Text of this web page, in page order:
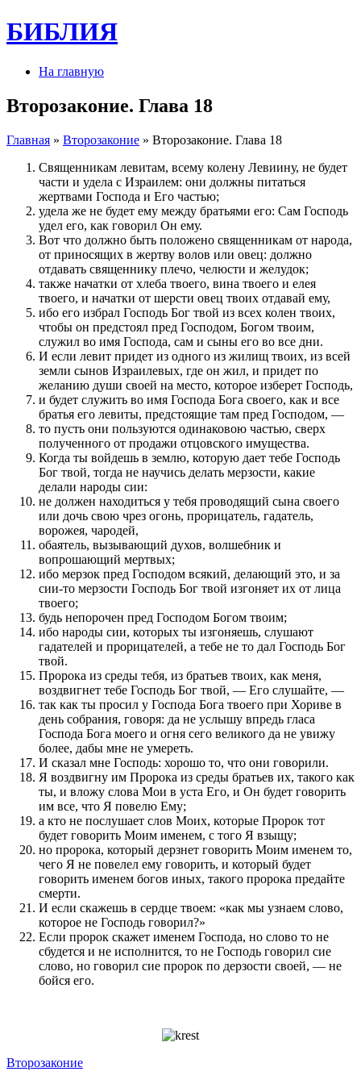
БИБЛИЯ
На главную
Второзаконие. Глава 18
Главная » Второзаконие » Второзаконие. Глава 18
Священникам левитам, всему колену Левиину, не будет
части и удела с Израилем: они должны питаться
жертвами Господа и Его частью;
удела же не будет ему между братьями его: Сам Господь
удел его, как говорил Он ему.
Вот что должно быть положено священникам от народа,
от приносящих в жертву волов или овец: должно
отдавать священнику плечо, челюсти и желудок;
также начатки от хлеба твоего, вина твоего и елея
твоего, и начатки от шерсти овец твоих отдавай ему,
ибо его избрал Господь Бог твой из всех колен твоих,
чтобы он предстоял пред Господом, Богом твоим,
служил во имя Господа, сам и сыны его во все дни.
И если левит придет из одного из жилищ твоих, из всей
земли сынов Израилевых, где он жил, и придет по
желанию души своей на место, которое изберет Господь,
и будет служить во имя Господа Бога своего, как и все
братья его левиты, предстоящие там пред Господом, —
то пусть они пользуются одинаковою частью, сверх
полученного от продажи отцовского имущества.
Когда ты войдешь в землю, которую дает тебе Господь
Бог твой, тогда не научись делать мерзости, какие
делали народы сии:
не должен находиться у тебя проводящий сына своего
или дочь свою чрез огонь, прорицатель, гадатель,
ворожея, чародей,
обаятель, вызывающий духов, волшебник и
вопрошающий мертвых;
ибо мерзок пред Господом всякий, делающий это, и за
сии-то мерзости Господь Бог твой изгоняет их от лица
твоего;
будь непорочен пред Господом Богом твоим;
ибо народы сии, которых ты изгоняешь, слушают
гадателей и прорицателей, а тебе не то дал Господь Бог
твой.
Пророка из среды тебя, из братьев твоих, как меня,
воздвигнет тебе Господь Бог твой, — Его слушайте, —
так как ты просил у Господа Бога твоего при Хориве в
день собрания, говоря: да не услышу впредь гласа
Господа Бога моего и огня сего великого да не увижу
более, дабы мне не умереть.
И сказал мне Господь: хорошо то, что они говорили.
Я воздвигну им Пророка из среды братьев их, такого как
ты, и вложу слова Мои в уста Его, и Он будет говорить
им все, что Я повелю Ему;
а кто не послушает слов Моих, которые Пророк тот
будет говорить Моим именем, с того Я взыщу;
но пророка, который дерзнет говорить Моим именем то,
чего Я не повелел ему говорить, и который будет
говорить именем богов иных, такого пророка предайте
смерти.
И если скажешь в сердце твоем: «как мы узнаем слово,
которое не Господь говорил?»
Если пророк скажет именем Господа, но слово то не
сбудется и не исполнится, то не Господь говорил сие
слово, но говорил сие пророк по дерзости своей, — не
бойся его.
Второзаконие